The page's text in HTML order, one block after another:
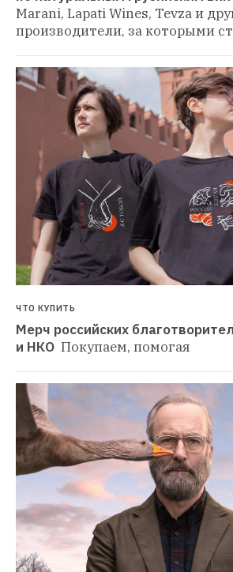
Marani, Lapati Wines, Tevza и
производители, за которыми
ЧТО КУПИТЬ
Мерч российских
и НКО Покупаем, помогая